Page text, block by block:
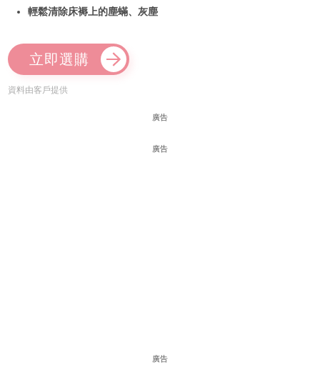
輕鬆清除床褥上的塵蟎、灰塵
立即選購
資料由客戶提供
廣告
廣告
廣告